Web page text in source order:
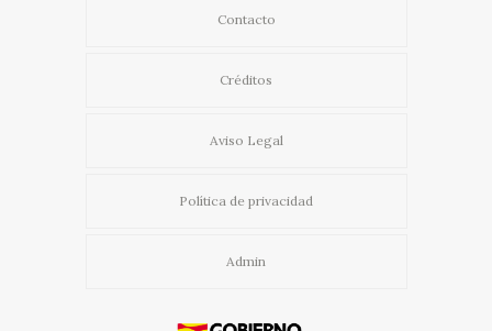
Contacto
Créditos
Aviso Legal
Política de privacidad
Admin